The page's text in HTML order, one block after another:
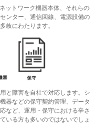
ットワーク機器本体、それらの
ンター、通信回線、電源設備の
岐にわたります。
と障害を自社で対応します。シ
器などの保守契約管理、データ
など、運用・保守における辛さ
いる方も多いのではないでしょ